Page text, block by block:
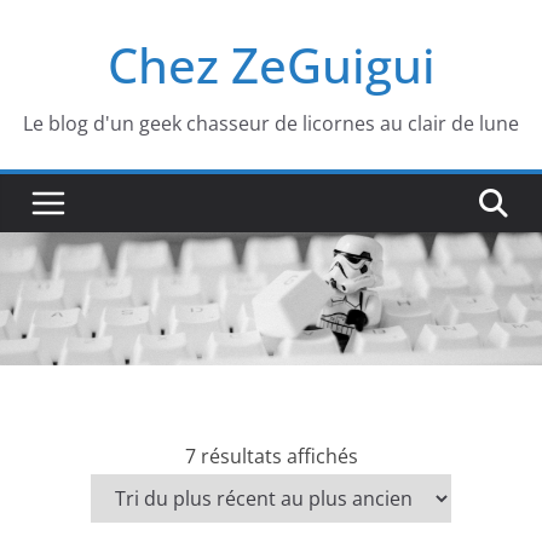
Chez ZeGuigui
Le blog d'un geek chasseur de licornes au clair de lune
7 résultats affichésT
r
i